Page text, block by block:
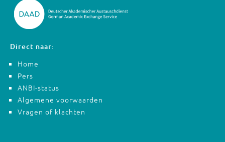
Direct naar:
Home
Pers
ANBI-status
Algemene voorwaarden
Vragen of klachten